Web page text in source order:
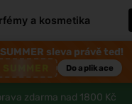
a kosmetika
SUMMER sleva právě teď!
Do aplikace
zdarma nad 1800 Kč